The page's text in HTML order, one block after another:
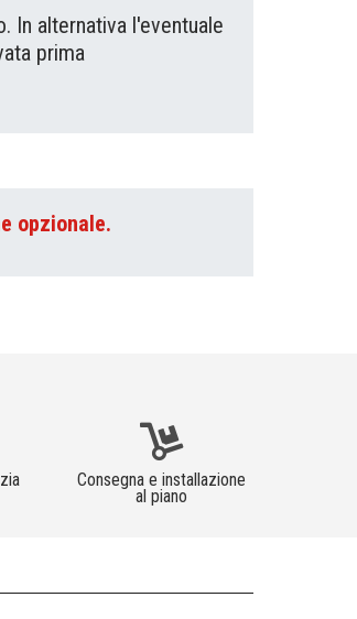
In alternativa l'eventuale
prima
opzionale.
Consegna e installazione
al piano